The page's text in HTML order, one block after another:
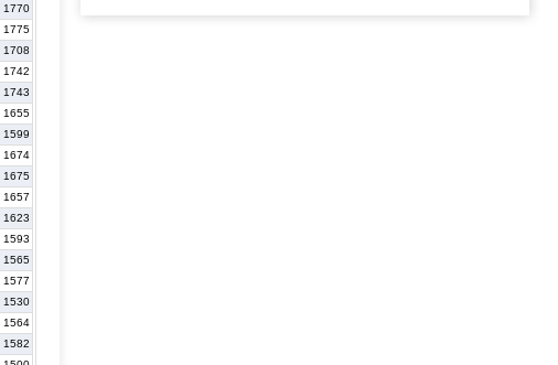
1770
1775
1708
1742
1743
1655
1599
1674
1675
1657
1623
1593
1565
1577
1530
1564
1582